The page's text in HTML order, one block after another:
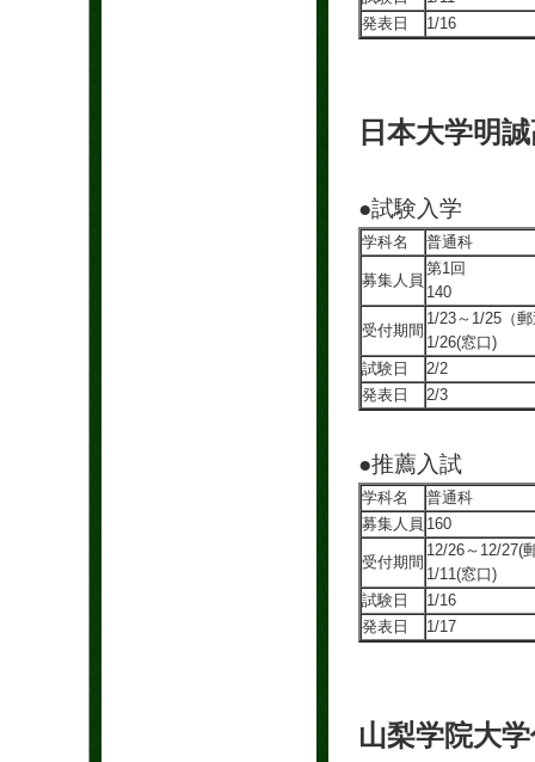
発表日
1/16
日本大学明
●試験入学
学科名 普通科
募集人員
第1回
140
受付期間
1/23～1/25（
1/26(窓口)
試験日
2/2
発表日
2/3
●推薦入試
学科名
普通科
募集人員 160
受付期間
12/26～12/27(
1/11(窓口)
試験日
1/16
発表日
1/17
山梨学院大